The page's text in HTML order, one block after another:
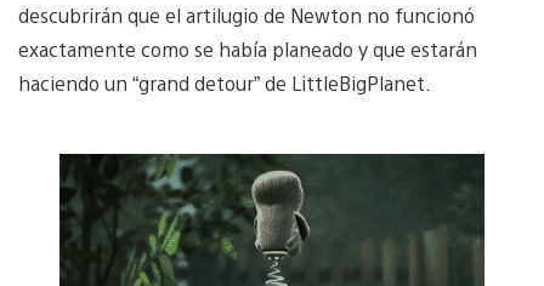
descubrirán que el artilugio de Newton no funcionó
exactamente como se había planeado y que estarán
haciendo un “grand detour” de LittleBigPlanet.